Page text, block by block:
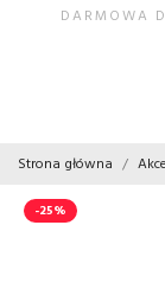
DARMOWA
Strona główna
-25%